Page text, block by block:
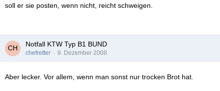
soll er sie posten, wenn nicht, reicht schweigen.
Notfall KTW Typ B1 BUND
chefretter 9. Dezember 2008
Aber lecker. Vor allem, wenn man sonst nur trocken Brot hat.